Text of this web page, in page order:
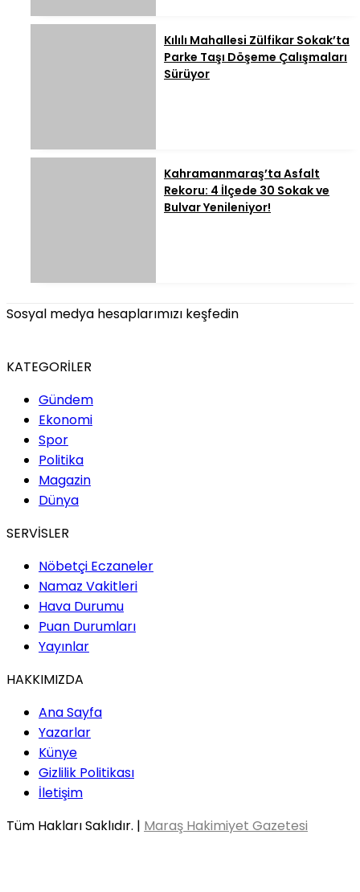
Kılılı Mahallesi Zülfikar Sokak’ta
Parke Taşı Döşeme Çalışmaları
Sürüyor
Kahramanmaraş’ta Asfalt
Rekoru: 4 İlçede 30 Sokak ve
Bulvar Yenileniyor!
Sosyal medya hesaplarımızı keşfedin
KATEGORİLER
Gündem
Ekonomi
Spor
Politika
Magazin
Dünya
SERVİSLER
Nöbetçi Eczaneler
Namaz Vakitleri
Hava Durumu
Puan Durumları
Yayınlar
HAKKIMIZDA
Ana Sayfa
Yazarlar
Künye
Gizlilik Politikası
İletişim
Tüm Hakları Saklıdır. | Maraş Hakimiyet Gazetesi